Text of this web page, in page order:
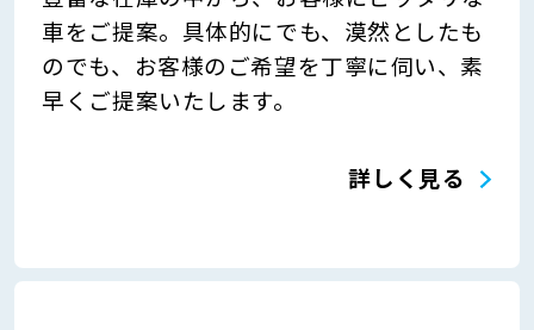
車をご提案。具体的にでも、漠然としたも
のでも、お客様のご希望を丁寧に伺い、素
早くご提案いたします。
詳しく見る